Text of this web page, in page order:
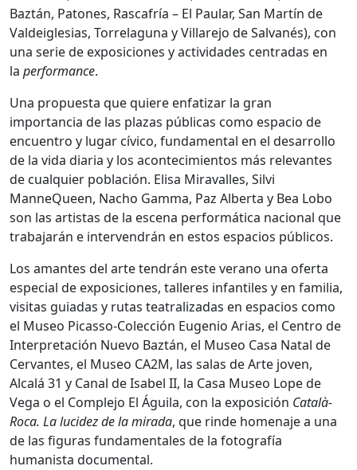
Baztán, Patones, Rascafría – El Paular, San Martín de
Valdeiglesias, Torrelaguna y Villarejo de Salvanés), con
una serie de exposiciones y actividades centradas en
la performance.
Una propuesta que quiere enfatizar la gran
importancia de las plazas públicas como espacio de
encuentro y lugar cívico, fundamental en el desarrollo
de la vida diaria y los acontecimientos más relevantes
de cualquier población. Elisa Miravalles, Silvi
ManneQueen, Nacho Gamma, Paz Alberta y Bea Lobo
son las artistas de la escena performática nacional que
trabajarán e intervendrán en estos espacios públicos.
Los amantes del arte tendrán este verano una oferta
especial de exposiciones, talleres infantiles y en familia,
visitas guiadas y rutas teatralizadas en espacios como
el Museo Picasso-Colección Eugenio Arias, el Centro de
Interpretación Nuevo Baztán, el Museo Casa Natal de
Cervantes, el Museo CA2M, las salas de Arte joven,
Alcalá 31 y Canal de Isabel II, la Casa Museo Lope de
Vega o el Complejo El Águila, con la exposición Català-
Roca. La lucidez de la mirada, que rinde homenaje a una
de las figuras fundamentales de la fotografía
humanista documental.